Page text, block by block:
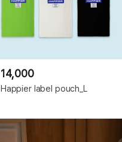
14,000
Happier label pouch_L